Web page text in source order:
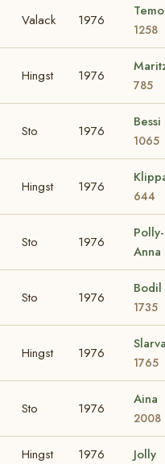
Valack 1976
1258
Hingst 1976
785
Sto 1976
Bessi
1065
Hingst 1976
644
Sto 1976
Polly-
Anna
Sto 1976
Bodil
1735
Hingst 1976
1765
Sto 1976
Aina
2008
Hingst 1976 Jolly